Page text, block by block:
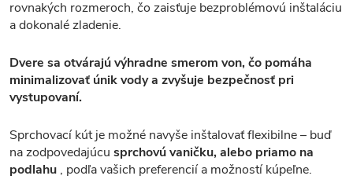
rovnakých rozmeroch, čo zaisťuje bezproblémovú inštaláciu
a dokonalé zladenie.
Dvere sa otvárajú výhradne smerom von, čo pomáha
minimalizovať únik vody a zvyšuje bezpečnosť pri
vystupovaní.
Sprchovací kút je možné navyše inštalovať flexibilne – buď
na zodpovedajúcu sprchovú vaničku, alebo priamo na
podlahu , podľa vašich preferencií a možností kúpeľne.